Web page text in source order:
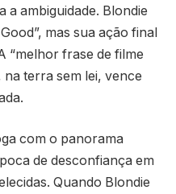
a ambiguidade. Blondie
mas sua ação final
“melhor frase de filme
terra sem lei, vence
com o panorama
de desconfiança em
Quando Blondie